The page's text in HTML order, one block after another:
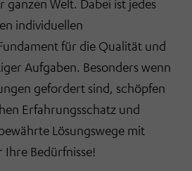
ganzen Welt. Dabei ist jedes
individuellen
für die Qualität und
Aufgaben. Besonders wenn
gefordert sind, schöpfen
Erfahrungsschatz und
Lösungswege mit
Ihre Bedürfnisse!